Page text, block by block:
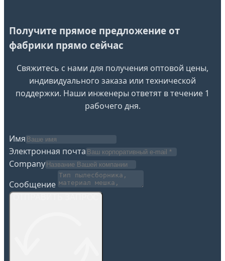
Получите прямое предложение от
фабрики прямо сейчас
Свяжитесь с нами для получения оптовой цены,
индивидуального заказа или технической
поддержки. Наши инженеры ответят в течение 1
рабочего дня.
Имя
Электронная почта
Company
Сообщение